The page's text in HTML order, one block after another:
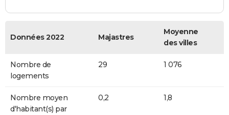
Données 2022 Majastres
Moyenne
des villes
Nombre de
logements
29 1 076
Nombre moyen
d'habitant(s) par
0,2 1,8